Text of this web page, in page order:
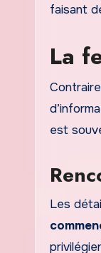
faisant
La
est
Les